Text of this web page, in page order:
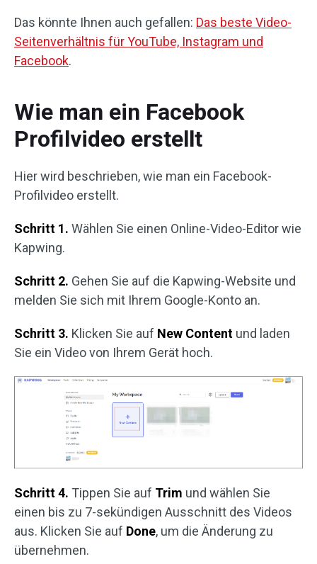
Das könnte Ihnen auch gefallen: Das beste Video-
Seitenverhältnis für YouTube, Instagram und
Facebook.
Wie man ein Facebook
Profilvideo erstellt
Hier wird beschrieben, wie man ein Facebook-
Profilvideo erstellt.
Schritt 1. Wählen Sie einen Online-Video-Editor wie
Kapwing.
Schritt 2. Gehen Sie auf die Kapwing-Website und
melden Sie sich mit Ihrem Google-Konto an.
Schritt 3. Klicken Sie auf New Content und laden
Sie ein Video von Ihrem Gerät hoch.
Schritt 4. Tippen Sie auf Trim und wählen Sie
einen bis zu 7-sekündigen Ausschnitt des Videos
aus. Klicken Sie auf Done, um die Änderung zu
übernehmen.